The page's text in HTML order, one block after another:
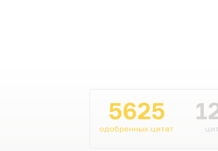
5625
одобренных цитат